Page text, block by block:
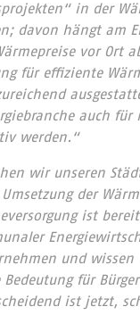
in der
davon hängt am
vor Ort
für effiziente
auch für
werden.“
wir unseren
der
ist
und wissen
für
ist jetzt,